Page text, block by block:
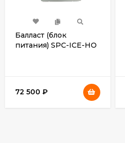
Балласт (блок
питания) SPC-ICE-HO
72 500 ₽